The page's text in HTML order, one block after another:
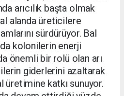
arıcılık başta olmak
alanda üreticilere
sürdürüyor. Bal
kolonilerin enerji
önemli bir rolü olan arı
giderlerini azaltarak
katkı sunuyor.